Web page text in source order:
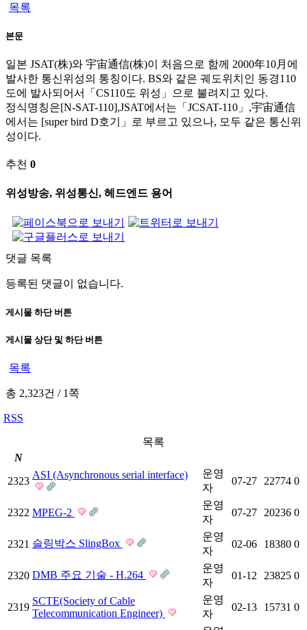
목록
본문
일본 JSAT(株)와 宇宙通信(株)이 처음으로 함께 2000年10月에
발사한 통신위성의 통칭이다. BS와 같은 궤도위치인 동경110
도에 발사되어서「CS110도 위성」으로 불려지고 있다.
정식명칭은[N-SAT-110],JSAT에서는「JCSAT-110」,宇宙通信
에서는 [super bird D호기」로 부르고 있으나, 모두 같은 통신위
성이다.
추천 0
위성방송, 위성통신, 헤드엔드 용어
댓글 목록
등록된 댓글이 없습니다.
게시물 하단 버튼
게시물 상단 및 하단 버튼
목록
총 2,323건 /1쪽
RSS
목록
N
2323
ASI (Asynchronous serial interface)
운영
자
07-27 22774 0
2322 MPEG-2
운영
자
07-27 20236 0
2321 슬링박스 SlingBox
운영
자
02-06 18380 0
2320 DMB 주요 기술 - H.264
운영
자
01-12 23825 0
2319
SCTE(Society of Cable
Telecommunication Engineer)
운영
자
02-13 15731 0